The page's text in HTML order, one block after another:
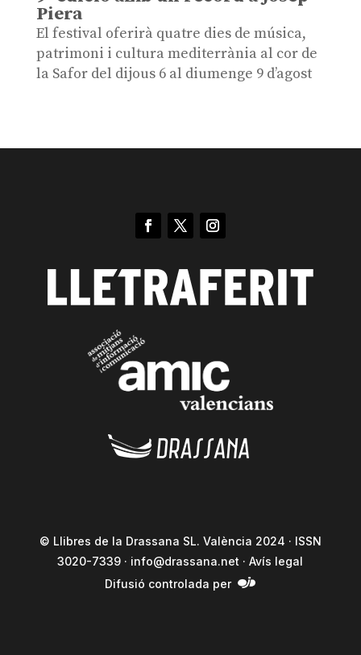
Piera
El festival oferirà quatre dies de música,
patrimoni i cultura mediterrània al cor de
la Safor del dijous 6 al diumenge 9 d’agost
© Llibres de la Drassana SL. València 2024 · ISSN
3020-7339 · info@drassana.net ·Avís legal
Difusió controlada per